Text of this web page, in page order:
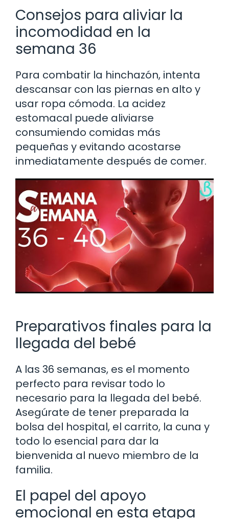
Consejos para aliviar la
incomodidad en la
semana 36
Para combatir la hinchazón, intenta
descansar con las piernas en alto y
usar ropa cómoda. La acidez
estomacal puede aliviarse
consumiendo comidas más
pequeñas y evitando acostarse
inmediatamente después de comer.
Preparativos finales para la
llegada del bebé
A las 36 semanas, es el momento
perfecto para revisar todo lo
necesario para la llegada del bebé.
Asegúrate de tener preparada la
bolsa del hospital, el carrito, la cuna y
todo lo esencial para dar la
bienvenida al nuevo miembro de la
familia.
El papel del apoyo
emocional en esta etapa